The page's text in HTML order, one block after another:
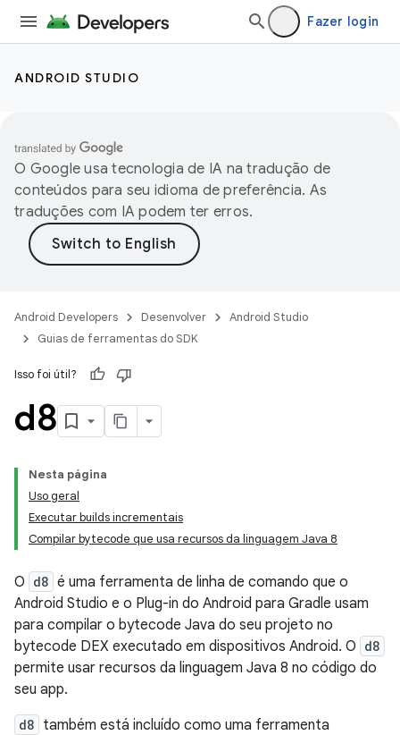
Fazer login
ANDROID STUDIO
O Google usa tecnologia de IA na tradução de
conteúdos para seu idioma de preferência. As
traduções com IA podem ter erros.
Android Developers Desenvolver
Android Studio
Guias de ferramentas do SDK
Isso foi útil?
d8
Nesta página
Uso geral
Executar builds incrementais
Compilar bytecode que usa recursos da linguagem Java 8
O d8 é uma ferramenta de linha de comando que o
Android Studio e o Plug-in do Android para Gradle usam
para compilar o bytecode Java do seu projeto no
bytecode DEX executado em dispositivos Android. O d8
permite usar recursos da linguagem Java 8 no código do
seu app.
d8 também está incluído como uma ferramenta